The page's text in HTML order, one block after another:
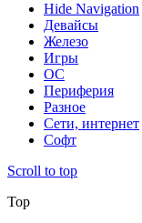
Hide Navigation
Девайсы
Железо
Игры
ОС
Периферия
Разное
Сети, интернет
Софт
Scroll to top
Top